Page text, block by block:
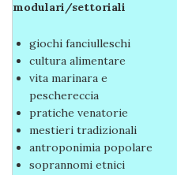
modulari/settoriali
giochi fanciulleschi
cultura alimentare
vita marinara e
peschereccia
pratiche venatorie
mestieri tradizionali
antroponimia popolare
soprannomi etnici